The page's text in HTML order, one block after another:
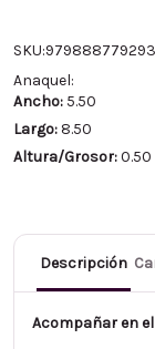
SKU:
Anaquel:
Ancho: 5.50
Largo: 8.50
Altura/Grosor:0.50
crónicos
Nate
Brooks
Descripción
Acompañar en